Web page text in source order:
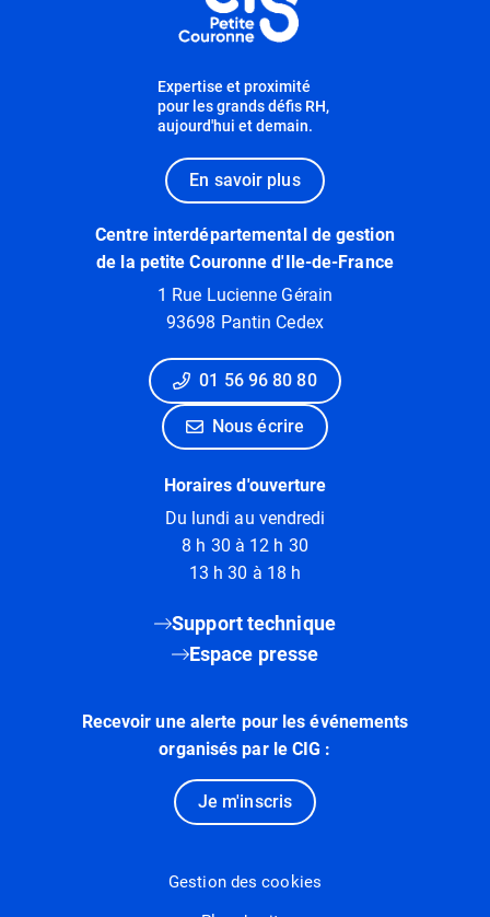
Expertise et proximité
pour les grands défis RH,
aujourd'hui et demain.
En savoir plus
Centre interdépartemental de gestion
de la petite Couronne d'Ile-de-France
1 Rue Lucienne Gérain
93698 Pantin Cedex
01 56 96 80 80
Nous écrire
Horaires d'ouverture
Du lundi au vendredi
8 h 30 à 12 h 30
13 h 30 à 18 h
Support technique
Espace presse
Recevoir une alerte pour les événements
organisés par le CIG :
Je m'inscris
Gestion des cookies